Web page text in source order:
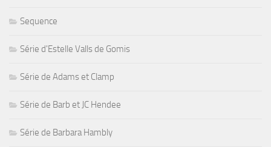
Sequence
Série d'Estelle Valls de Gomis
Série de Adams et Clamp
Série de Barb et JC Hendee
Série de Barbara Hambly